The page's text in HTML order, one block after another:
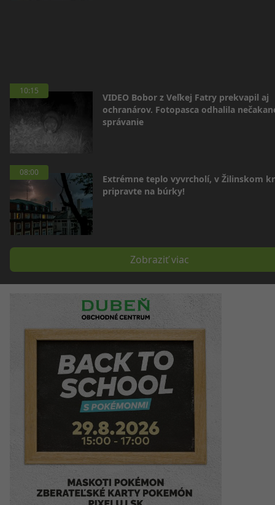
10:15
VIDEO Bobor z Veľkej Fatry prekvapil aj
ochranárov. Fotopasca odhalila
správanie
08:00
Extrémne teplo vyvrcholí, v Žilinskom
pripravte na búrky!
Zobraziť viac